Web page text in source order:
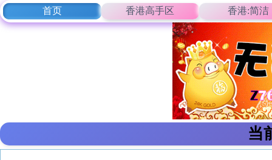
首页 香港高手区 香港:简洁
当